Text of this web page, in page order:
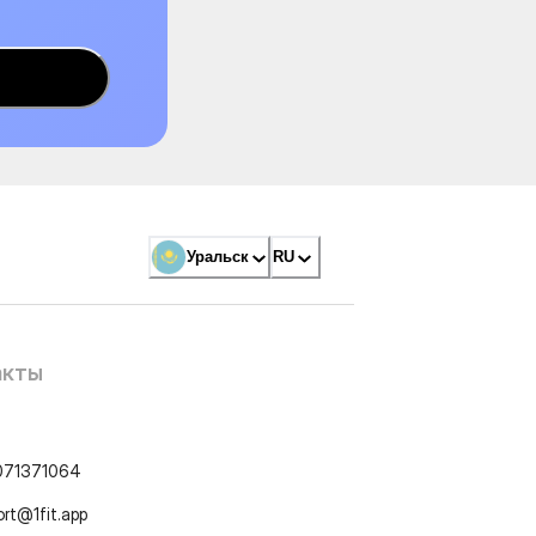
Уральск RU